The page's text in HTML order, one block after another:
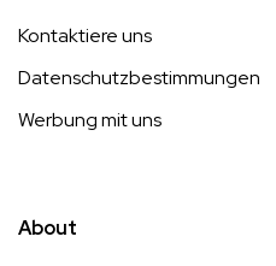
Kontaktiere uns
Datenschutzbestimmungen
Werbung mit uns
About